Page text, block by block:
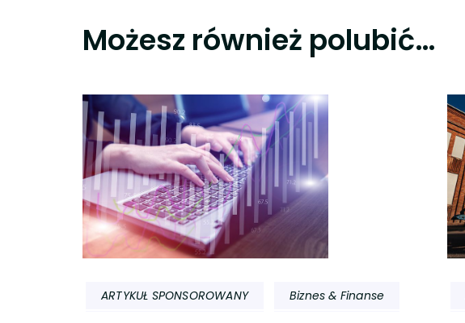
Możesz również polubić…
ARTYKUŁ SPONSOROWANY Biznes & Finanse